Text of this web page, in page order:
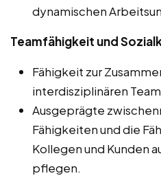
dynamischen
Teamfähigkeit und
Fähigkeit zur
interdisziplinären
Ausgeprägte
Fähigkeiten und die
Kollegen und Kunden
pflegen.